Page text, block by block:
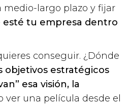
medio-largo plazo y fijar
esté tu empresa dentro
conseguir. ¿Dónde
objetivos estratégicos
esa visión, la
ver una película desde el